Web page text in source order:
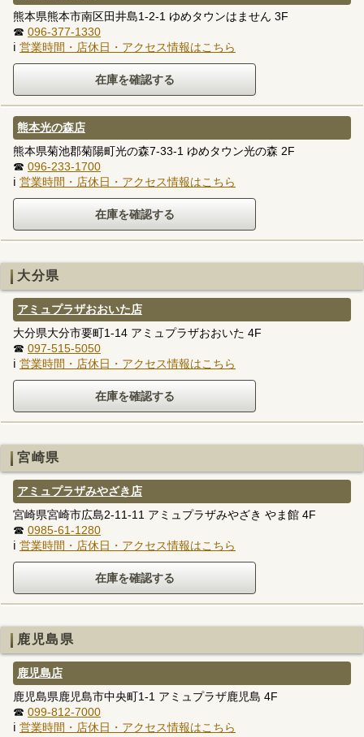
熊本県熊本市南区田井島1-2-1 ゆめタウンはません 3F
☎ 096-377-1330
ℹ 営業時間・店休日・アクセス情報はこちら
熊本光の森店
熊本県菊池郡菊陽町光の森7-33-1 ゆめタウン光の森 2F
☎ 096-233-1700
ℹ 営業時間・店休日・アクセス情報はこちら
大分県
アミュプラザおおいた店
大分県大分市要町1-14 アミュプラザおおいた 4F
☎ 097-515-5050
ℹ 営業時間・店休日・アクセス情報はこちら
宮崎県
アミュプラザみやざき店
宮崎県宮崎市広島2-11-11 アミュプラザみやざき やま館 4F
☎ 0985-61-1280
ℹ 営業時間・店休日・アクセス情報はこちら
鹿児島県
鹿児島店
鹿児島県鹿児島市中央町1-1 アミュプラザ鹿児島 4F
☎ 099-812-7000
ℹ 営業時間・店休日・アクセス情報はこちら